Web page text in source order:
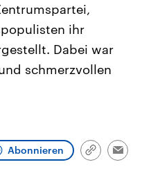
Aktuelle Beiträge,
Hintergründe
Wirtschaftlich und
gehören die Vereinigten
den mächtigsten Ländern
mit großem Einfluss auf
ihr
Dabei war
schmerzvollen
Abonnieren
Link